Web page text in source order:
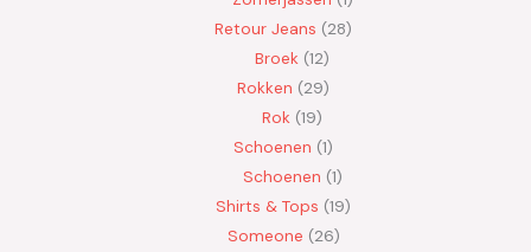
Retour Jeans
28
Broek 12
Rokken
29
Rok 19
Schoenen 1
Schoenen 1
Shirts & Tops 19
Someone 26